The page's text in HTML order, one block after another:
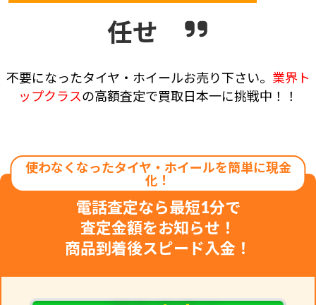
任せ
不要になったタイヤ・ホイールお売り下さい。 業界ト
ップクラスの高額査定で買取日本一に挑戦中！！
電話査定なら最短1分で
査定金額をお知らせ！
商品到着後スピード入金！